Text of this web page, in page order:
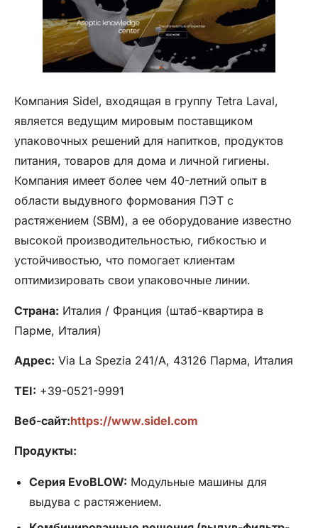
Компания Sidel, входящая в группу Tetra Laval,
является ведущим мировым поставщиком
упаковочных решений для напитков, продуктов
питания, товаров для дома и личной гигиены.
Компания имеет более чем 40-летний опыт в
области выдувного формования ПЭТ с
растяжением (SBM), а ее оборудование известно
высокой производительностью, гибкостью и
устойчивостью, что помогает клиентам
оптимизировать свои упаковочные линии.
Страна: Италия / Франция (штаб-квартира в
Парме, Италия)
Адрес: Via La Spezia 241/A, 43126 Парма, Италия
TEI: +39-0521-9991
Веб-сайт:https://www.sidel.com
Продукты:
Серия EvoBLOW: Модульные машины для
выдува с растяжением.